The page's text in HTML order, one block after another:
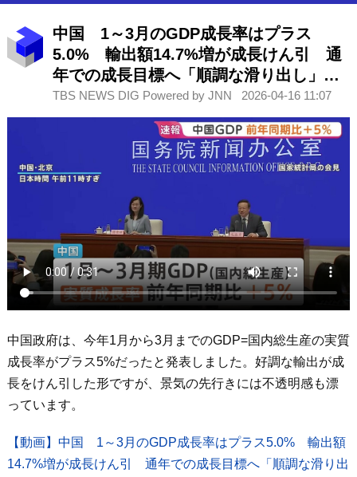
中国 1～3月のGDP成長率はプラス
5.0% 輸出額14.7%増が成長けん引 通
年での成長目標へ「順調な滑り出し」も
先行きには不透明感
TBS NEWS DIG Powered by JNN 2026-04-16 11:07
中国政府は、今年1月から3月までのGDP=国内総生産の実質
成長率がプラス5%だったと発表しました。好調な輸出が成
長をけん引した形ですが、景気の先行きには不透明感も漂
っています。
【動画】中国 1～3月のGDP成長率はプラス5.0% 輸出額
14.7%増が成長けん引 通年での成長目標へ「順調な滑り出